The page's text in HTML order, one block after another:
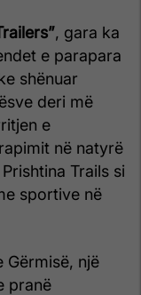
, gara ka
e parapara
shënuar
deri më
e
në natyrë
Trails si
sportive në
Gërmisë, një
pranë